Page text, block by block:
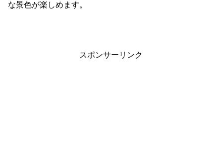
な景色が楽しめます。
スポンサーリンク